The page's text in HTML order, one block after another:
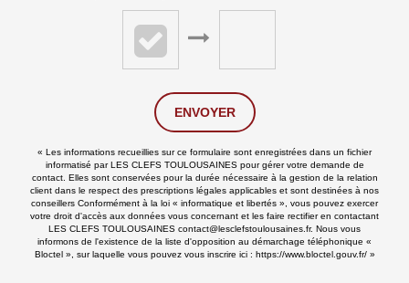
ENVOYER
« Les informations recueillies sur ce formulaire sont enregistrées dans un fichier
informatisé par LES CLEFS TOULOUSAINES pour gérer votre demande de
contact. Elles sont conservées pour la durée nécessaire à la gestion de la relation
client dans le respect des prescriptions légales applicables et sont destinées à nos
conseillers Conformément à la loi « informatique et libertés », vous pouvez exercer
votre droit d'accès aux données vous concernant et les faire rectifier en contactant
LES CLEFS TOULOUSAINES contact@lesclefstoulousaines.fr. Nous vous
informons de l'existence de la liste d'opposition au démarchage téléphonique «
Bloctel », sur laquelle vous pouvez vous inscrire ici : https://www.bloctel.gouv.fr/»